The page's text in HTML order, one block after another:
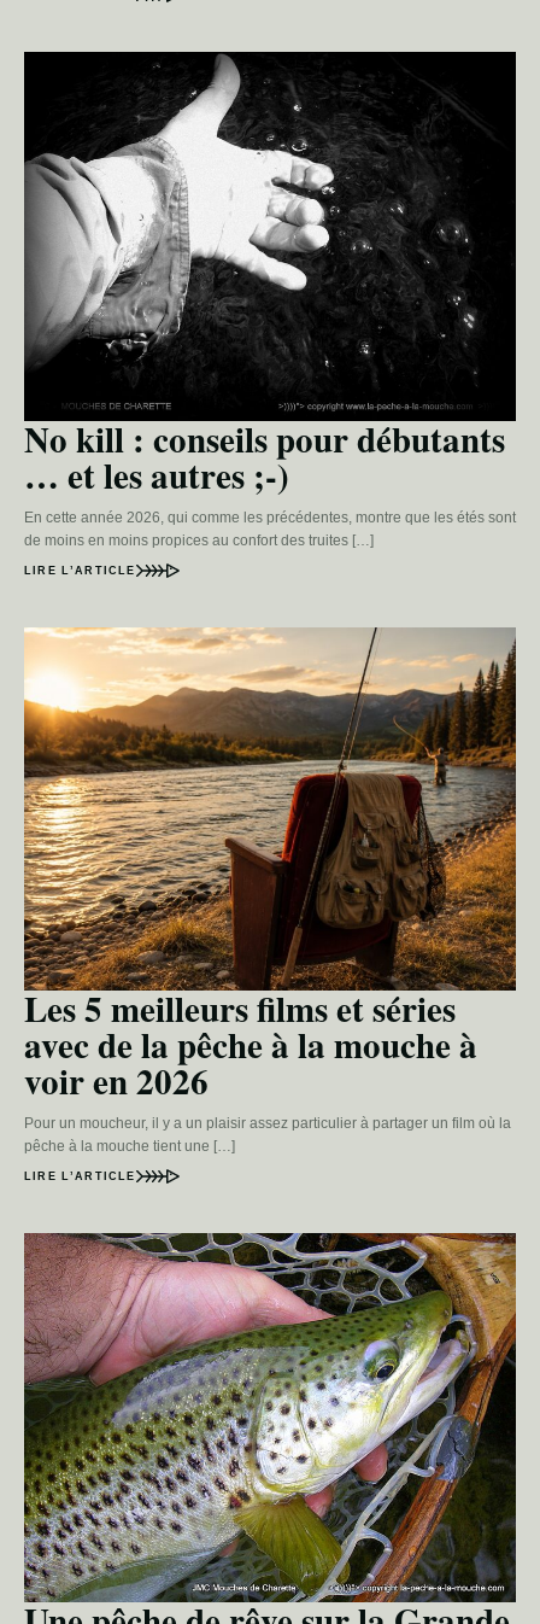
No kill : conseils pour débutants
… et les autres ;-)
En cette année 2026, qui comme les précédentes, montre que les étés sont
de moins en moins propices au confort des truites […]
LIRE L’ARTICLE
Les 5 meilleurs films et séries
avec de la pêche à la mouche à
voir en 2026
Pour un moucheur, il y a un plaisir assez particulier à partager un film où la
pêche à la mouche tient une […]
LIRE L’ARTICLE